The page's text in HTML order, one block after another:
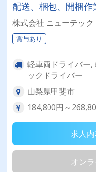
配送、梱包、開梱
株式会社 ニューテック
賞与あり
軽車両ドライバー,
ックドライバー
山梨県甲斐市
184,800円～
求人
オン